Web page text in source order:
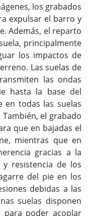
los grabados
expulsar el barro y
Además, el reparto
principalmente
los impactos de
Las suelas de
las ondas
hasta la base del
en todas las suelas
el grabado
que en bajadas el
mientras que en
gracias a la
resistencia de los
del pie en los
debidas a las
suelas disponen
poder acoplar